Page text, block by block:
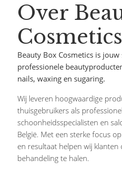
Over
Cosmetics
Beauty Box Cosmetics is jouw
professionele
nails, waxing en sugaring.
Wij leveren hoogwaardige
thuisgebruikers als
schoonheidsspecialisten en
België. Met een sterke focus
en resultaat helpen wij
behandeling te halen.